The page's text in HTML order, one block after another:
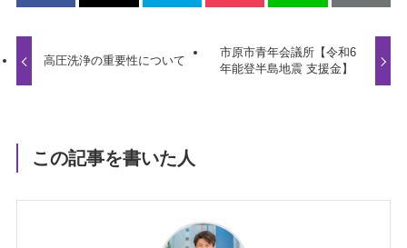
高圧洗浄の重要性について
市原市青年会議所【令和6
年能登半島地震 支援金】
この記事を書いた人